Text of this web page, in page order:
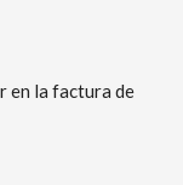
en la factura de